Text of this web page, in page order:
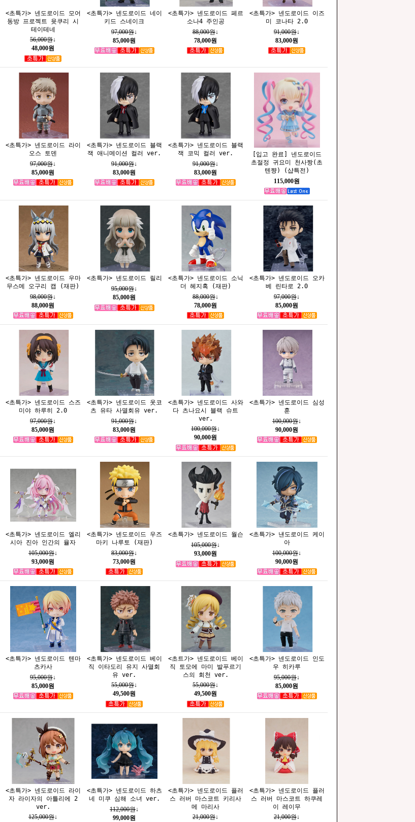
<초특가> 넨도로이드 모어
동방 프로젝트 윳쿠리 시
테이테네
56,000원↓
48,000원
<초특가> 넨도로이드 네이
키드 스네이크
97,000원↓
85,000원
<초특가> 넨도로이드 페르
소나4 주인공
88,000원↓
78,000원
<초특가> 넨도로이드 이즈
미 코나타 2.0
91,000원↓
83,000원
<초특가> 넨도로이드 라이
오스 토덴
97,000원↓
85,000원
<초특가> 넨도로이드 블랙
잭 애니메이션 컬러 ver.
91,000원↓
83,000원
<초특가> 넨도로이드 블랙
잭 코믹 컬러 ver.
91,000원↓
83,000원
[입고 완료] 넨도로이드
초절정 귀요미 천사짱(초
텐쨩) (샵특전)
115,000원
<초특가> 넨도로이드 우마
무스메 오구리 캡 (재판)
98,000원↓
88,000원
<초특가> 넨도로이드 릴리
95,000원↓
85,000원
<초특가> 넨도로이드 소닉
더 헤지혹 (재판)
88,000원↓
78,000원
<초특가> 넨도로이드 오카
베 린타로 2.0
97,000원↓
85,000원
<초특가> 넨도로이드 스즈
미야 하루히 2.0
97,000원↓
85,000원
<초특가> 넨도로이드 옷코
츠 유타 사멸회유 ver.
91,000원↓
83,000원
<초특가> 넨도로이드 사와
다 츠나요시 블랙 슈트
ver.
100,000원↓
90,000원
<초특가> 넨도로이드 심성
훈
100,000원↓
90,000원
<초특가> 넨도로이드 엘리
시아 진아 인간의 율자
105,000원↓
93,000원
<초특가> 넨도로이드 우즈
마키 나루토 (재판)
83,000원↓
73,000원
<초특가> 넨도로이드 월슨
105,000원↓
93,000원
<초특가> 낸도로이드 케이
아
100,000원↓
90,000원
<초특가> 넨도로이드 텐마
츠카사
95,000원↓
85,000원
<초특가> 넨도로이드 베이
직 이타도리 유지 사멸회
유 ver.
55,000원↓
49,500원
<초트가> 넨도로이드 베이
직 토모에 마미 발푸르기
스의 회천 ver.
55,000원↓
49,500원
<초특가> 넨도로이드 인도
우 히카루
95,000원↓
85,000원
<초특가> 넨도로이드 라이
자 라이자의 아틀리에 2
ver.
125,000원↓
<초특가> 넨도로이드 하츠
네 미쿠 심해 소녀 ver.
112,000원↓
99,000원
<초특가> 넨도로이드 플러
스 러버 마스코트 키리사
메 마리사
21,000원↓
<초특가> 넨도로이드 플러
스 러버 마스코트 하쿠레
이 레이무
21,000원↓